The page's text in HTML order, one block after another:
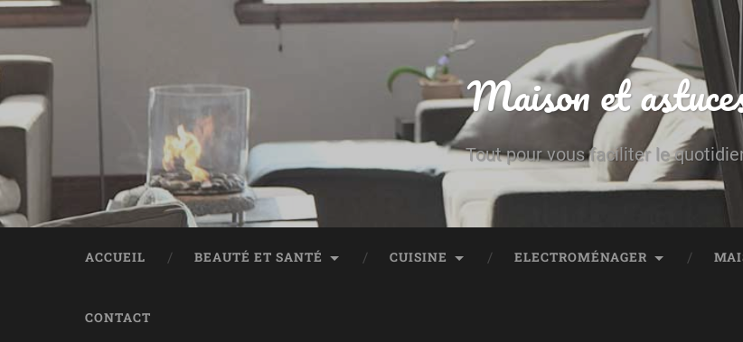
Maison et
Tout pour vous faciliter le
ACCUEIL BEAUTÉ ET SANTÉ CUISINE ELECTROMÉNAGER
CONTACT